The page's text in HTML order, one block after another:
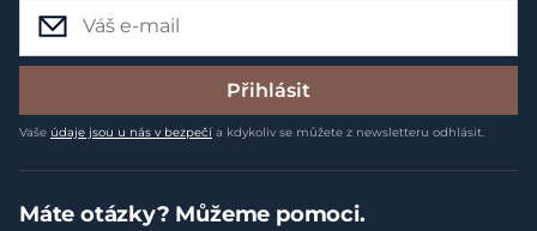
Přihlásit
Vaše údaje jsou u nás v bezpečí a kdykoliv se můžete z newsletteru odhlásit.
Máte otázky? Můžeme pomoci.